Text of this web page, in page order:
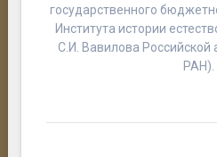
государственного
Института истории
С.И. Вавилова
РАН).